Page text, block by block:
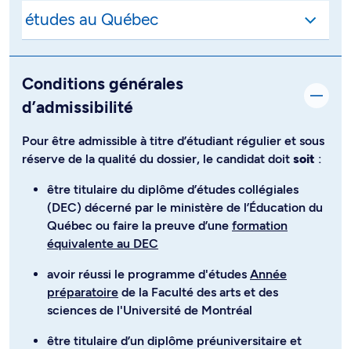
Conditions générales
d’admissibilité
Pour être admissible à titre d’étudiant régulier et sous
réserve de la qualité du dossier, le candidat doit soit :
être titulaire du diplôme d’études collégiales
(DEC) décerné par le ministère de l’Éducation du
Québec ou faire la preuve d’une formation
équivalente au DEC
avoir réussi le programme d'études Année
préparatoire de la Faculté des arts et des
sciences de l'Université de Montréal
être titulaire d’un diplôme préuniversitaire et